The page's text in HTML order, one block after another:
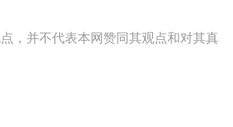
，并不代表本网赞同其观点和对其真